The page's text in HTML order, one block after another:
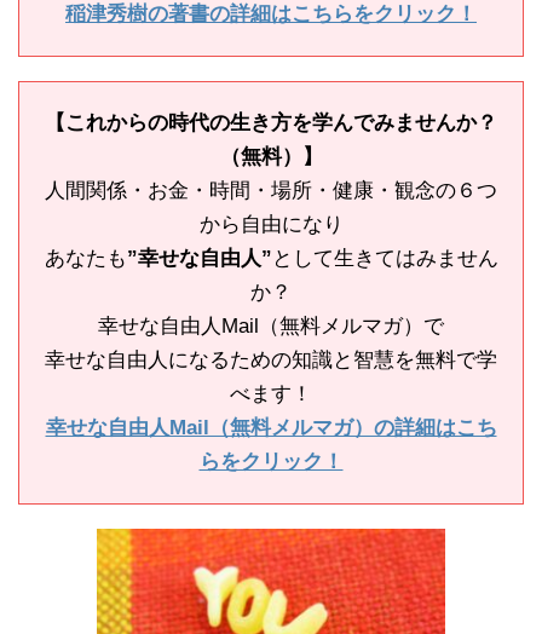
稲津秀樹の著書の詳細はこちらをクリック！
【これからの時代の生き方を学んでみませんか？
（無料）】
人間関係・お金・時間・場所・健康・観念の６つ
から自由になり
あなたも”幸せな自由人” として生きてはみません
か？
幸せな自由人Mail（無料メルマガ）で
幸せな自由人になるための知識と智慧を無料で学
べます！
幸せな自由人Mail（無料メルマガ）の詳細はこち
らをクリック！